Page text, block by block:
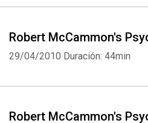
Robert McCammon's
29/04/2010 Duración: 44min
Robert McCammon's